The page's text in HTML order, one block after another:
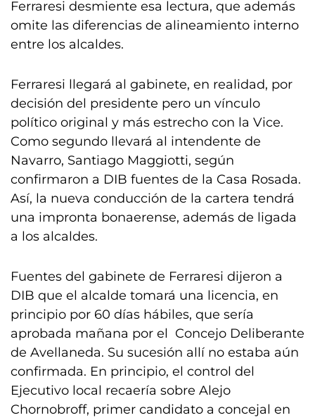
Ferraresi desmiente esa lectura, que además
omite las diferencias de alineamiento interno
entre los alcaldes.
Ferraresi llegará al gabinete, en realidad, por
decisión del presidente pero un vínculo
político original y más estrecho con la Vice.
Como segundo llevará al intendente de
Navarro, Santiago Maggiotti, según
confirmaron a DIB fuentes de la Casa Rosada.
Así, la nueva conducción de la cartera tendrá
una impronta bonaerense, además de ligada
a los alcaldes.
Fuentes del gabinete de Ferraresi dijeron a
DIB que el alcalde tomará una licencia, en
principio por 60 días hábiles, que sería
aprobada mañana por el Concejo Deliberante
de Avellaneda. Su sucesión allí no estaba aún
confirmada. En principio, el control del
Ejecutivo local recaería sobre Alejo
Chornobroff, primer candidato a concejal en